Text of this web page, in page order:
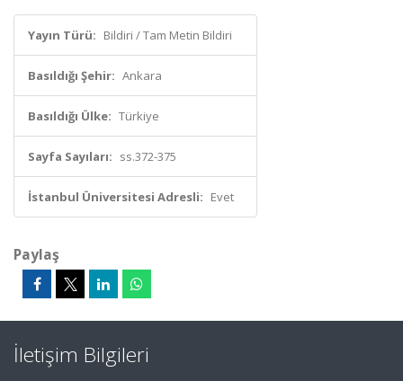
Yayın Türü: Bildiri / Tam Metin Bildiri
Basıldığı Şehir: Ankara
Basıldığı Ülke: Türkiye
Sayfa Sayıları: ss.372-375
İstanbul Üniversitesi Adresli: Evet
Paylaş
İletişim Bilgileri